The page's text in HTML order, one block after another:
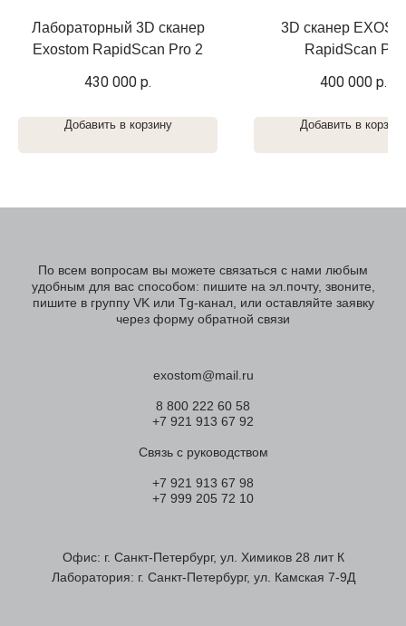
Лабораторный 3D сканер
Exostom RapidScan Pro 2
430 000 р.
Добавить в корзину
3D сканер
RapidScan Pro
400 000 р.
Добавить в
По всем вопросам вы можете связаться с нами любым
удобным для вас способом: пишите на эл.почту, звоните,
пишите в группу VK или Tg-канал, или оставляйте заявку
через форму обратной связи
exostom@mail.ru
8 800 222 60 58
+7 921 913 67 92
Связь с руководством
+7 921 913 67 98
+7 999 205 72 10
Офис: г. Санкт-Петербург, ул. Химиков 28 лит К
Лаборатория: г. Санкт-Петербург, ул. Камская 7-9Д